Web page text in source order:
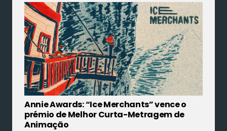
Annie Awards: “Ice Merchants” vence o
prémio de Melhor Curta-Metragem de
Animação